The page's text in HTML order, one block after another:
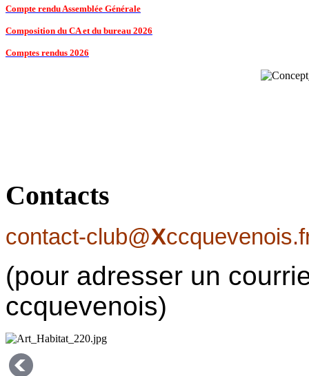
Compte rendu Assemblée Générale
Composition du CA et du bureau 2026
Comptes rendus 2026
Contacts
contact-club@X
(pour adresser un
ccquevenois)